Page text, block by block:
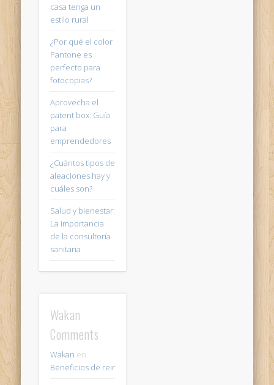
casa tenga un
estilo rural
¿Por qué el color
Pantone es
perfecto para
fotocopias?
Aprovecha el
patent box: Guía
para
emprendedores
¿Cuántos tipos de
aleaciones hay y
cuáles son?
Salud y bienestar:
La importancia
de la consultoría
sanitaria
Wakan
Comments
Wakan en
Beneficios de reir